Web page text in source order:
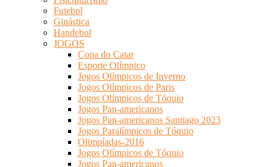
Futebol
Ginástica
Handebol
JOGOS
Copa do Catar
Esporte Olímpico
Jogos Olímpicos de Inverno
Jogos Olímpicos de Paris
Jogos Olímpicos de Tóquio
Jogos Pan-americanos
Jogos Pan-americanos Santiago 2023
Jogos Paralímpicos de Tóquio
Olimpíadas-2016
Jogos Olímpicos de Tóquio
Jogos Pan-americanos